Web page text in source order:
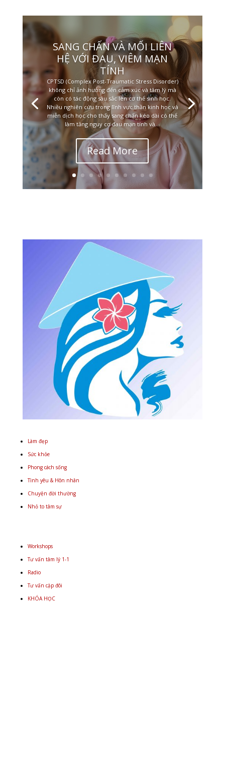
SANG CHẤN VÀ MỐI LIÊN
HỆ VỚI ĐAU, VIÊM MẠN
TÍNH
CPTSD (Complex Post-Traumatic Stress Disorder)
không chỉ ảnh hưởng đến cảm xúc và tâm lý mà
còn có tác động sâu sắc lên cơ thể sinh học.
Nhiều nghiên cứu trong lĩnh vực thần kinh học và
miễn dịch học cho thấy sang chấn kéo dài có thể
làm tăng nguy cơ đau mạn tính và...
Read More
Làm đẹp
Sức khỏe
Phong cách sống
Tình yêu & Hôn nhân
Chuyện đời thường
Nhỏ to tâm sự
Workshops
Tư vấn tâm lý 1-1
Radio
Tư vấn cặp đôi
KHÓA HỌC